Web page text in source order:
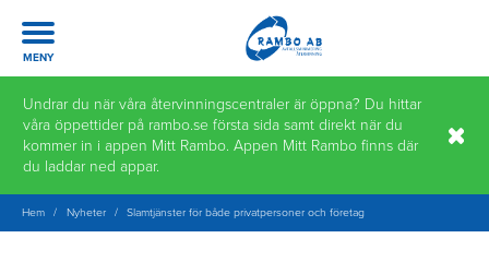
innehåll
Undrar du när våra återvinningscentraler är öppna? Du hittar
våra öppettider på rambo.se första sida samt direkt när du
kommer in i appen Mitt Rambo. Appen Mitt Rambo finns där
du laddar ned appar.
Meny
MENY
Hem / Nyheter / Slamtjänster för både privatpersoner och företag